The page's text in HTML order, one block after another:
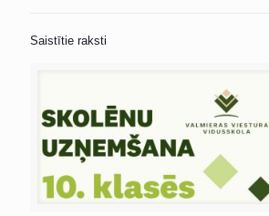
Saistītie raksti